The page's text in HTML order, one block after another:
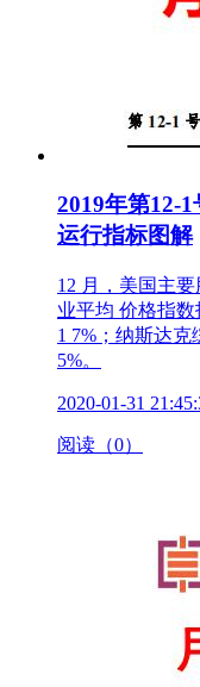
2019年第12-
运行指标图解
12 月，美国主
业平均 价格指数
1 7%；纳斯达克
5%。
2020-01-31
阅读（0）